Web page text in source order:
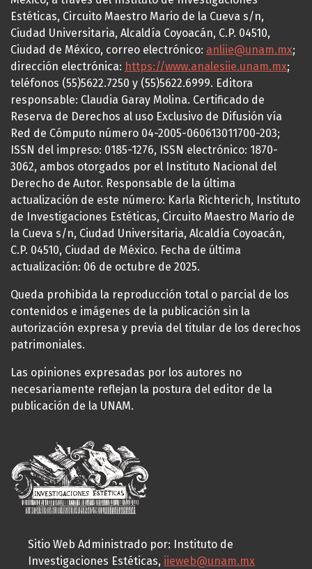
Estéticas, Circuito Maestro Mario de la Cueva s/n,
Ciudad Universitaria, Alcaldía Coyoacán, C.P. 04510,
Ciudad de México, correo electrónico: anliie@unam.mx;
dirección electrónica: https://www.analesiie.unam.mx;
teléfonos (55)5622.7250 y (55)5622.6999. Editora
responsable: Claudia Garay Molina. Certificado de
Reserva de Derechos al uso Exclusivo de Difusión vía
Red de Cómputo número 04-2005-060613011700-203;
ISSN del impreso: 0185-1276, ISSN electrónico: 1870-
3062, ambos otorgados por el Instituto Nacional del
Derecho de Autor. Responsable de la última
actualización de este número: Karla Richterich, Instituto
de Investigaciones Estéticas, Circuito Maestro Mario de
la Cueva s/n, Ciudad Universitaria, Alcaldía Coyoacán,
C.P. 04510, Ciudad de México. Fecha de última
actualización: 06 de octubre de 2025.
Queda prohibida la reproducción total o parcial de los
contenidos e imágenes de la publicación sin la
autorización expresa y previa del titular de los derechos
patrimoniales.
Las opiniones expresadas por los autores no
necesariamente reflejan la postura del editor de la
publicación de la UNAM.
Sitio Web Administrado por: Instituto de
Investigaciones Estéticas, iieweb@unam.mx